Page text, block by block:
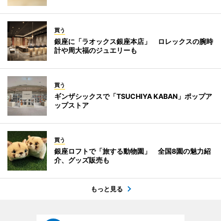
買う
銀座に「ラオックス銀座本店」 ロレックスの腕時
計や周大福のジュエリーも
買う
ギンザシックスで「TSUCHIYA KABAN」ポップア
ップストア
買う
銀座ロフトで「旅する動物園」 全国8園の魅力紹
介、グッズ販売も
もっと見る